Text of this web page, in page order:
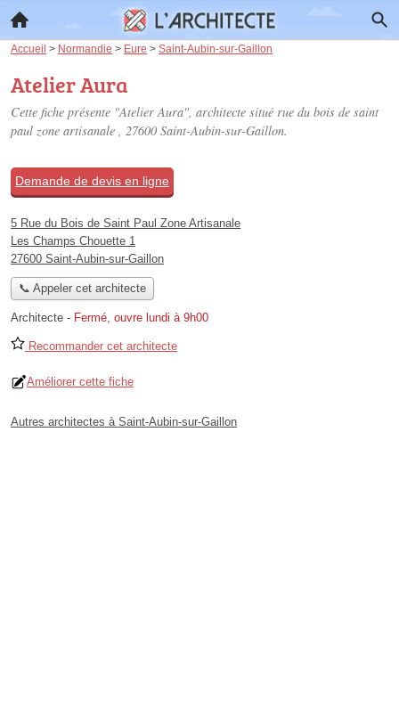
Accueil > Normandie > Eure > Saint-Aubin-sur-Gaillon
Atelier Aura
Cette fiche présente "Atelier Aura", architecte situé rue du bois de saint
paul zone artisanale , 27600 Saint-Aubin-sur-Gaillon.
Demande de devis en ligne
5 Rue du Bois de Saint Paul Zone Artisanale
Les Champs Chouette 1
27600 Saint-Aubin-sur-Gaillon
📞 Appeler cet architecte
Architecte - Fermé, ouvre lundi à 9h00
Recommander cet architecte
Améliorer cette fiche
Autres architectes à Saint-Aubin-sur-Gaillon